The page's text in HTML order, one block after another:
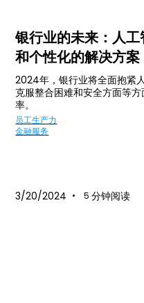
银行业的未来：人
和个性化的解决方案
2024年，银行业将全面抱紧
克服整合困难和安全方面等
率。
员工生产力
金融服务
3/20/2024 • 5 分钟阅读